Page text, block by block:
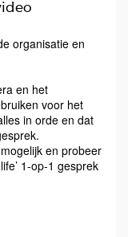
organisatie en
en het
voor het
in orde en dat
en probeer
1-op-1 gesprek